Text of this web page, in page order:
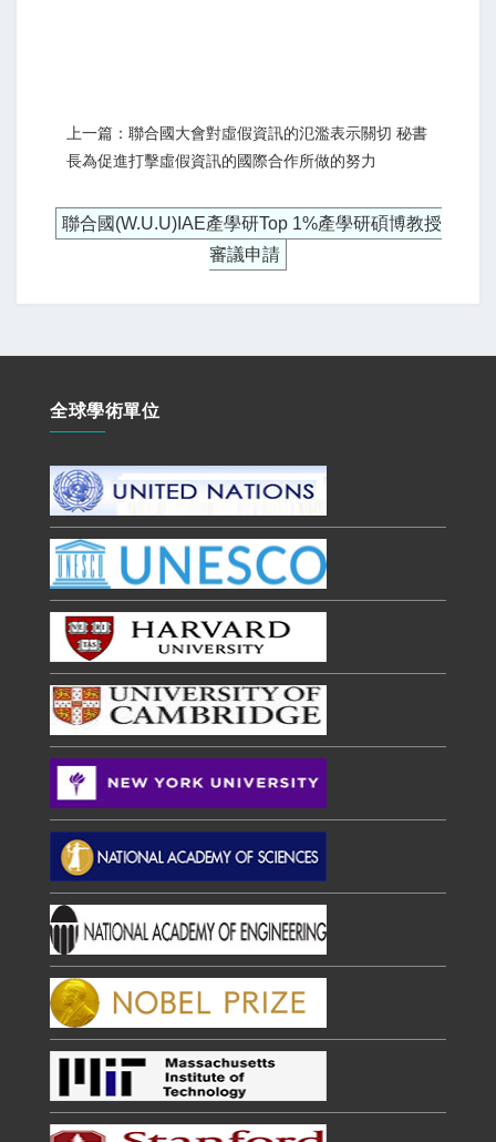
上一篇：聯合國大會對虛假資訊的氾濫表示關切 秘書
長為促進打擊虛假資訊的國際合作所做的努力
聯合國(W.U.U)IAE產學研Top 1%產學研碩博教授
審議申請
全球學術單位